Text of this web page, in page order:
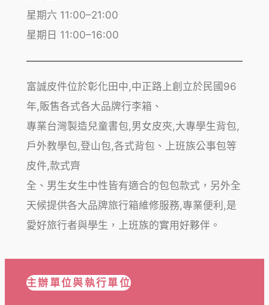
星期六 11:00–21:00
星期日 11:00–16:00
富誠皮件位於彰化田中,中正路上創立於民國96
年,販售各式各大品牌行李箱、
專業台灣製造兒童書包,男女皮夾,大專學生背包,
戶外教學包,登山包,各式背包、上班族公事包等
皮件,款式齊
全、男生女生中性皆有適合的包包款式，另外全
天候提供各大品牌旅行箱維修服務,專業便利,是
愛好旅行者與學生，上班族的實用好夥伴。
主辦單位與執行單位